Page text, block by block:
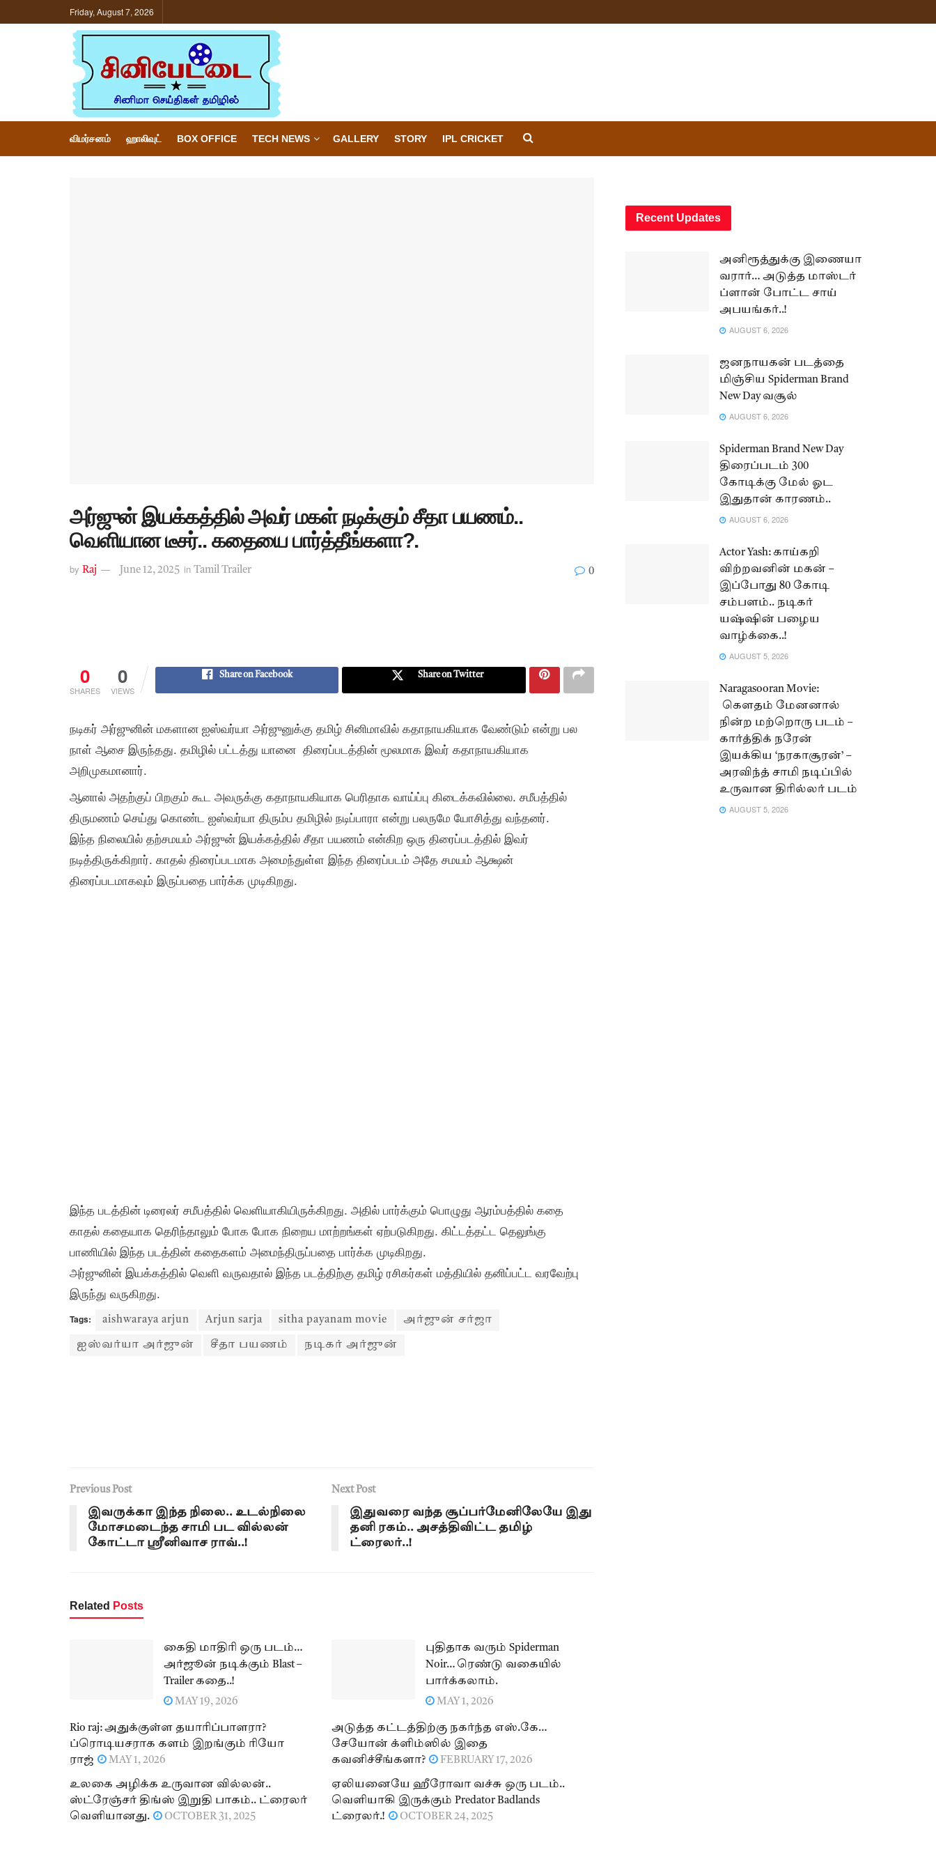
Friday, August 7, 2026
விமர்சனம் ஹாலிவுட் BOX OFFICE TECH NEWS GALLERY STORY IPL CRICKET
அர்ஜுன் இயக்கத்தில் அவர் மகள் நடிக்கும் சீதா பயணம்..
வெளியான டீசர்.. கதையை பார்த்தீங்களா?.
by Raj June 12, 2025 in Tamil Trailer 0
0
SHARES
0
VIEWS
Share on Facebook Share on Twitter
நடிகர் அர்ஜுனின் மகளான ஐஸ்வர்யா அர்ஜுனுக்கு தமிழ் சினிமாவில் கதாநாயகியாக வேண்டும் என்று பல
நாள் ஆசை இருந்தது. தமிழில் பட்டத்து யானை திரைப்படத்தின் மூலமாக இவர் கதாநாயகியாக
அறிமுகமானார்.
ஆனால் அதற்குப் பிறகும் கூட அவருக்கு கதாநாயகியாக பெரிதாக வாய்ப்பு கிடைக்கவில்லை. சமீபத்தில்
திருமணம் செய்து கொண்ட ஐஸ்வர்யா திரும்ப தமிழில் நடிப்பாரா என்று பலருமே யோசித்து வந்தனர்.
இந்த நிலையில் தற்சமயம் அர்ஜுன் இயக்கத்தில் சீதா பயணம் என்கிற ஒரு திரைப்படத்தில் இவர்
நடித்திருக்கிறார். காதல் திரைப்படமாக அமைந்துள்ள இந்த திரைப்படம் அதே சமயம் ஆக்ஷன்
திரைப்படமாகவும் இருப்பதை பார்க்க முடிகிறது.
இந்த படத்தின் டிரைலர் சமீபத்தில் வெளியாகியிருக்கிறது. அதில் பார்க்கும் பொழுது ஆரம்பத்தில் கதை
காதல் கதையாக தெரிந்தாலும் போக போக நிறைய மாற்றங்கள் ஏற்படுகிறது. கிட்டத்தட்ட தெலுங்கு
பாணியில் இந்த படத்தின் கதைகளம் அமைந்திருப்பதை பார்க்க முடிகிறது.
அர்ஜுனின் இயக்கத்தில் வெளி வருவதால் இந்த படத்திற்கு தமிழ் ரசிகர்கள் மத்தியில் தனிப்பட்ட வரவேற்பு
இருந்து வருகிறது.
Tags: aishwaraya arjun Arjun sarja sitha payanam movie அர்ஜுன் சர்ஜா
ஐஸ்வர்யா அர்ஜுன் சீதா பயணம் நடிகர் அர்ஜுன்
Previous Post
இவருக்கா இந்த நிலை.. உடல்நிலை
மோசமடைந்த சாமி பட வில்லன்
கோட்டா ஸ்ரீனிவாச ராவ்..!
Next Post
இதுவரை வந்த சூப்பர்மேனிலேயே இது
தனி ரகம்.. அசத்திவிட்ட தமிழ்
ட்ரைலர்..!
Related Posts
கைதி மாதிரி ஒரு படம்…
அர்ஜூன் நடிக்கும் Blast –
Trailer கதை..!
MAY 19, 2026
புதிதாக வரும் Spiderman
Noir… ரெண்டு வகையில்
பார்க்கலாம்.
MAY 1, 2026
Rio raj: அதுக்குள்ள தயாரிப்பாளரா?
ப்ரொடியசராக களம் இறங்கும் ரியோ
ராஜ்
MAY 1, 2026
அடுத்த கட்டத்திற்கு நகர்ந்த எஸ்.கே…
சேயோன் க்ளிம்ஸில் இதை
கவனிச்சீங்களா?
FEBRUARY 17, 2026
உலகை அழிக்க உருவான வில்லன்..
ஸ்ட்ரேஞ்சர் திங்ஸ் இறுதி பாகம்.. ட்ரைலர்
வெளியானது.
OCTOBER 31, 2025
ஏலியனையே ஹீரோவா வச்சு ஒரு படம்..
வெளியாகி இருக்கும் Predator Badlands
ட்ரைலர்.!
OCTOBER 24, 2025
Recent Updates
அனிரூத்துக்கு இணையா
வரார்… அடுத்த மாஸ்டர்
ப்ளான் போட்ட சாய்
அபயங்கர்..!
AUGUST 6, 2026
ஜனநாயகன் படத்தை
மிஞ்சிய Spiderman Brand
New Day வசூல்
AUGUST 6, 2026
Spiderman Brand New Day
திரைப்படம் 300
கோடிக்கு மேல் ஓட
இதுதான் காரணம்..
AUGUST 6, 2026
Actor Yash: காய்கறி
விற்றவனின் மகன் –
இப்போது 80 கோடி
சம்பளம்.. நடிகர்
யஷ்ஷின் பழைய
வாழ்க்கை..!
AUGUST 5, 2026
Naragasooran Movie:
கௌதம் மேனனால்
நின்ற மற்றொரு படம் –
கார்த்திக் நரேன்
இயக்கிய ‘நரகாசூரன்’ –
அரவிந்த் சாமி நடிப்பில்
உருவான திரில்லர் படம்
AUGUST 5, 2026